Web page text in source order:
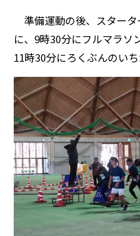
準備運動の後、スター
に、9時30分にフルマラソ
11時30分にろくぶんのい